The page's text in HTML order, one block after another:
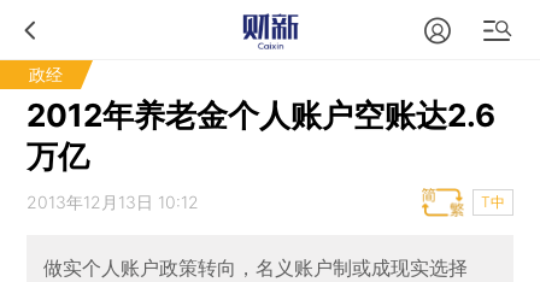
政经
2012年养老金个人账户空账达2.6
万亿
2013年12月13日 10:12 T中
做实个人账户政策转向，名义账户制或成现实选择